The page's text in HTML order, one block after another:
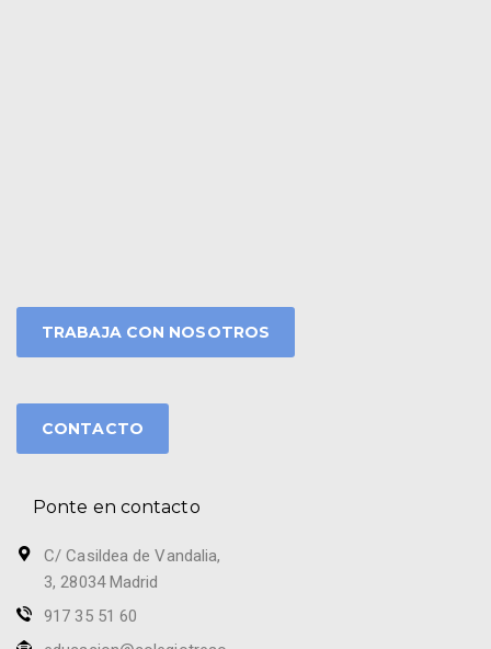
TRABAJA CON NOSOTROS
CONTACTO
Ponte en contacto
C/ Casildea de Vandalia,
3, 28034 Madrid
917 35 51 60